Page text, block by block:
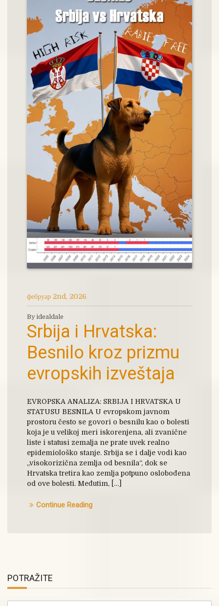
фебруар 2nd, 2026
By idealdale
Srbija i Hrvatska:
Besnilo kroz prizmu
evropskih izveštaja
EVROPSKA ANALIZA: SRBIJA I HRVATSKA U
STATUSU BESNILA U evropskom javnom
prostoru često se govori o besnilu kao o bolesti
koja je u velikoj meri iskorenjena, ali zvanične
liste i statusi zemalja ne prate uvek realno
epidemiološko stanje. Srbija se i dalje vodi kao
„visokorizična zemlja od besnila“, dok se
Hrvatska tretira kao zemlja potpuno oslobođena
od ove bolesti. Međutim, […]
Continue Reading
POTRAŽITE